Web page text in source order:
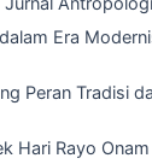
Era
Peran Tradisi
Hari Rayo